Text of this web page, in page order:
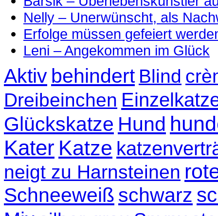
Nelly – Unerwünscht, als
Erfolge müssen gefeiert
Leni – Angekommen im Glück
Aktiv behindert Blind
Dreibeinchen
Glückskatze Hund
Kater Katze
neigt zu Harnsteinen
Schneeweiß schwarz